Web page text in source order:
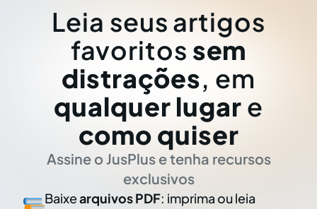
Leia seus artigos
favoritos sem
distrações, em
qualquer lugar e
como quiser
Assine o JusPlus e tenha recursos
exclusivos
Baixearquivos PDF: imprima ou leia